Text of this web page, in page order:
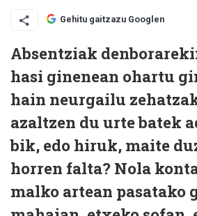
Gehitu gaitzazu Googlen
Absentziak
hasi ginenean ohartu
hain neurgailu
azaltzen du urte batek
bik, edo hiruk, maite
horren falta? Nola
malko artean pasatako